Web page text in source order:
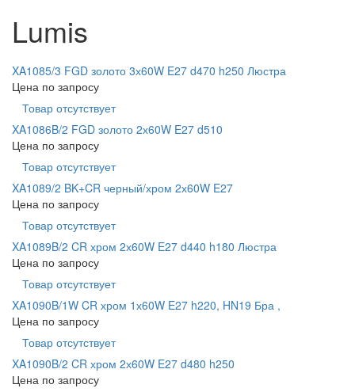
Lumis
XA1085/3 FGD золото 3х60W E27 d470 h250 Люстра
Цена по запросу
Товар отсутствует
XA1086B/2 FGD золото 2х60W E27 d510
Цена по запросу
Товар отсутствует
XA1089/2 BK+CR черный/хром 2х60W E27
Цена по запросу
Товар отсутствует
XA1089B/2 CR хром 2х60W E27 d440 h180 Люстра
Цена по запросу
Товар отсутствует
XA1090B/1W CR хром 1х60W E27 h220, HN19 Бра ,
Цена по запросу
Товар отсутствует
XA1090B/2 CR хром 2х60W E27 d480 h250
Цена по запросу